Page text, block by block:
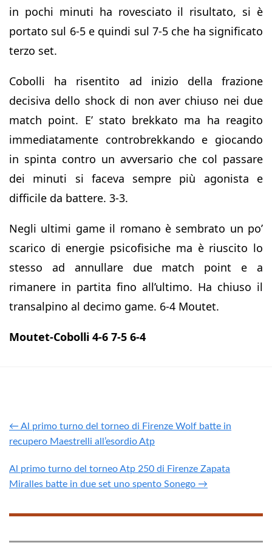
in pochi minuti ha rovesciato il risultato, si è
portato sul 6-5 e quindi sul 7-5 che ha significato
terzo set.
Cobolli ha risentito ad inizio della frazione
decisiva dello shock di non aver chiuso nei due
match point. E’ stato brekkato ma ha reagito
immediatamente controbrekkando e giocando
in spinta contro un avversario che col passare
dei minuti si faceva sempre più agonista e
difficile da battere. 3-3.
Negli ultimi game il romano è sembrato un po’
scarico di energie psicofisiche ma è riuscito lo
stesso ad annullare due match point e a
rimanere in partita fino all’ultimo. Ha chiuso il
transalpino al decimo game. 6-4 Moutet.
Moutet-Cobolli 4-6 7-5 6-4
← Al primo turno del torneo di Firenze Wolf batte in
recupero Maestrelli all’esordio Atp
Al primo turno del torneo Atp 250 di Firenze Zapata
Miralles batte in due set uno spento Sonego →